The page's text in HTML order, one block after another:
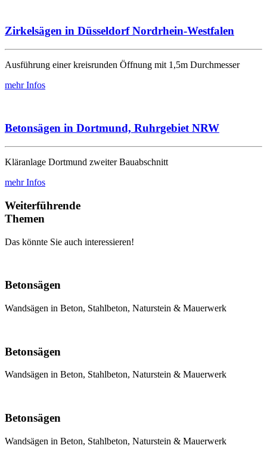
Zirkelsägen in Düsseldorf Nordrhein-Westfalen
Ausführung einer kreisrunden Öffnung mit 1,5m Durchmesser
mehr Infos
Betonsägen in Dortmund, Ruhrgebiet NRW
Kläranlage Dortmund zweiter Bauabschnitt
mehr Infos
Weiterführende
Themen
Das könnte Sie auch interessieren!
Betonsägen
Wandsägen in Beton, Stahlbeton, Naturstein & Mauerwerk
Betonsägen
Wandsägen in Beton, Stahlbeton, Naturstein & Mauerwerk
Betonsägen
Wandsägen in Beton, Stahlbeton, Naturstein & Mauerwerk